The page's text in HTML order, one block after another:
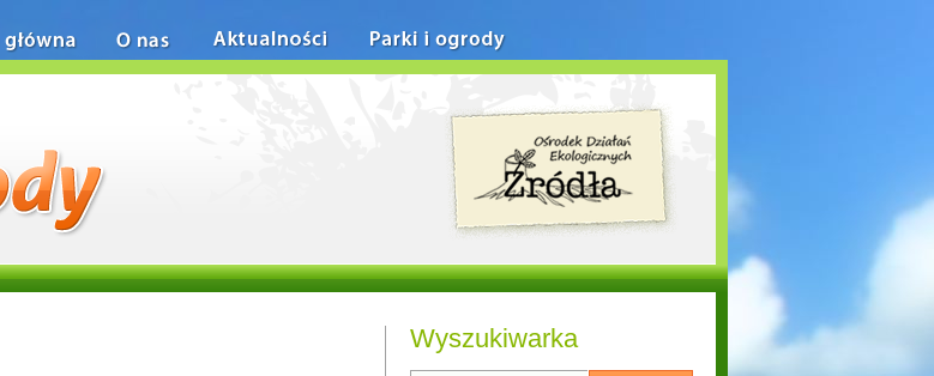
Wyszukiwarka
O nas Aktualności Parki i ogrody